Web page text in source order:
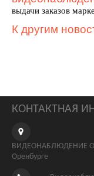
выдачи заказов
К другим
КОНТАКТНАЯ
ВИДЕОНАБЛЮДЕНИЕ
Оренбурге